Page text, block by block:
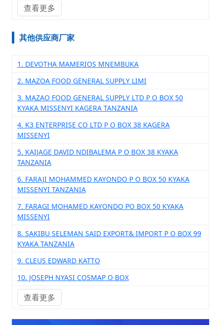
查看更多
其他供应商厂家
1. DEVOTHA MAMERIOS MNEMBUKA
2. MAZOA FOOD GENERAL SUPPLY LIMI
3. MAZAO FOOD GENERAL SUPPLY LTD P O BOX 50
KYAKA MISSENYI KAGERA TANZANIA
4. K3 ENTERPRISE CO LTD P O BOX 38 KAGERA
MISSENYI
5. KAIJAGE DAVID NDIBALEMA P O BOX 38 KYAKA
TANZANIA
6. FARAJI MOHAMMED KAYONDO P O BOX 50 KYAKA
MISSENYI TANZANIA
7. FARAGI MOHAMED KAYONDO PO BOX 50 KYAKA
MISSENYI
8. SAKIBU SELEMAN SAID EXPORT& IMPORT P O BOX 99
KYAKA TANZANIA
9. CLEUS EDWARD KATTO
10. JOSEPH NYASI COSMAP O BOX
查看更多